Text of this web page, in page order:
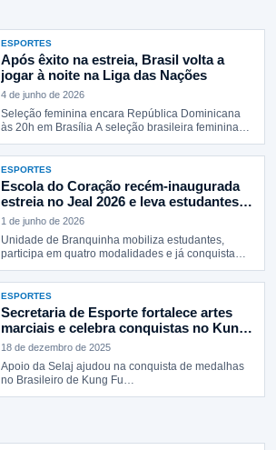
ESPORTES
Após êxito na estreia, Brasil volta a
jogar à noite na Liga das Nações
4 de junho de 2026
Seleção feminina encara República Dominicana
às 20h em Brasília A seleção brasileira feminina…
ESPORTES
Escola do Coração recém-inaugurada
estreia no Jeal 2026 e leva estudantes
às fases decisivas da competição
1 de junho de 2026
Unidade de Branquinha mobiliza estudantes,
participa em quatro modalidades e já conquista
resultados…
ESPORTES
Secretaria de Esporte fortalece artes
marciais e celebra conquistas no Kung
Fu e no Jiu-Jitsu
18 de dezembro de 2025
Apoio da Selaj ajudou na conquista de medalhas
no Brasileiro de Kung Fu…